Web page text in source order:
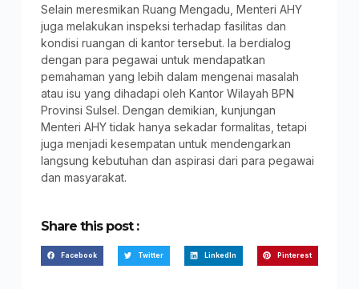
Selain meresmikan Ruang Mengadu, Menteri AHY
juga melakukan inspeksi terhadap fasilitas dan
kondisi ruangan di kantor tersebut. Ia berdialog
dengan para pegawai untuk mendapatkan
pemahaman yang lebih dalam mengenai masalah
atau isu yang dihadapi oleh Kantor Wilayah BPN
Provinsi Sulsel. Dengan demikian, kunjungan
Menteri AHY tidak hanya sekadar formalitas, tetapi
juga menjadi kesempatan untuk mendengarkan
langsung kebutuhan dan aspirasi dari para pegawai
dan masyarakat.
Share this post :
Facebook Twitter LinkedIn Pinterest